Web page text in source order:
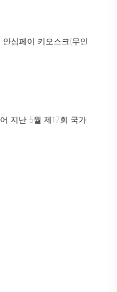
심페이 키오스크(무인
지난 5월 제17회 국가